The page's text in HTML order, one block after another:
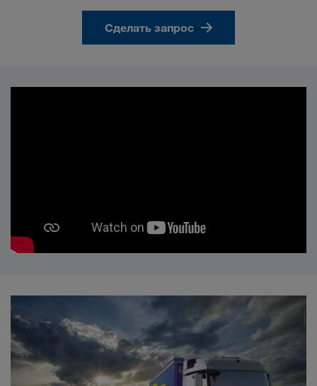
Сделать запрос